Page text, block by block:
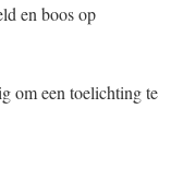
en boos op
om een toelichting te